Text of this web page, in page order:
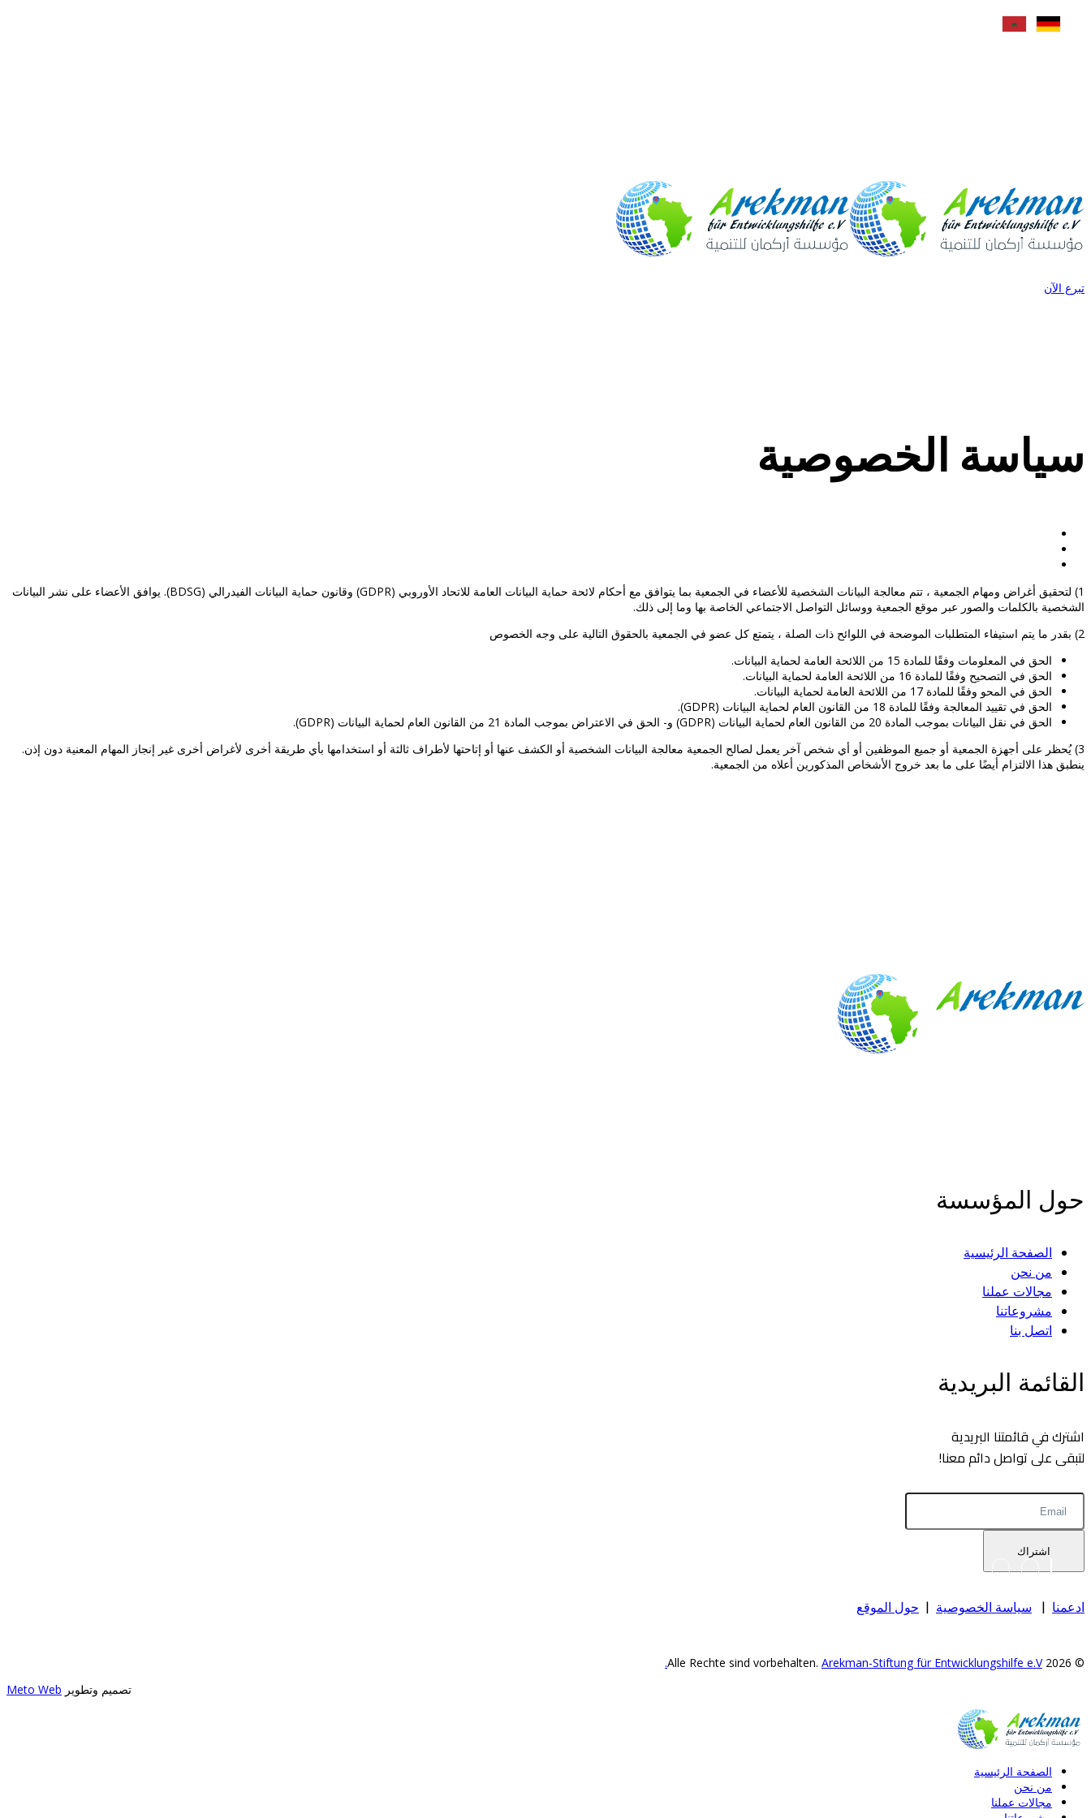
تبرع الآن
سياسة الخصوصية
1) لتحقيق أغراض ومهام الجمعية ، تتم معالجة البيانات الشخصية للأعضاء في الجمعية بما يتوافق مع أحكام لائحة حماية البيانات العامة للاتحاد الأوروبي (GDPR) وقانون حماية البيانات الفيدرالي (BDSG). يوافق الأعضاء على نشر البيانات
الشخصية بالكلمات والصور عبر موقع الجمعية ووسائل التواصل الاجتماعي الخاصة بها وما إلى ذلك.
2) بقدر ما يتم استيفاء المتطلبات الموضحة في اللوائح ذات الصلة ، يتمتع كل عضو في الجمعية بالحقوق التالية على وجه الخصوص
الحق في المعلومات وفقًا للمادة 15 من اللائحة العامة لحماية البيانات.
الحق في التصحيح وفقًا للمادة 16 من اللائحة العامة لحماية البيانات.
الحق في المحو وفقًا للمادة 17 من اللائحة العامة لحماية البيانات.
الحق في تقييد المعالجة وفقًا للمادة 18 من القانون العام لحماية البيانات (GDPR).
الحق في نقل البيانات بموجب المادة 20 من القانون العام لحماية البيانات (GDPR) و- الحق في الاعتراض بموجب المادة 21 من القانون العام لحماية البيانات (GDPR).
3) يُحظر على أجهزة الجمعية أو جميع الموظفين أو أي شخص آخر يعمل لصالح الجمعية معالجة البيانات الشخصية أو الكشف عنها أو إتاحتها لأطراف ثالثة أو استخدامها بأي طريقة أخرى لأغراض أخرى غير إنجاز المهام المعنية دون إذن.
ينطبق هذا الالتزام أيضًا على ما بعد خروج الأشخاص المذكورين أعلاه من الجمعية.
حول المؤسسة
الصفحة الرئيسية
من نحن
مجالات عملنا
مشروعاتنا
اتصل بنا
القائمة البريدية
اشترك في قائمتنا البريدية
لتبقى على تواصل دائم معنا!
اشتراك
ادعمنا | سياسة الخصوصية | حول الموقع
© 2026 Alle Rechte sind vorbehalten.
Arekman-Stiftung für Entwicklungshilfe e.V.
تصميم وتطوير Meto Web
الصفحة الرئيسية
من نحن
مجالات عملنا